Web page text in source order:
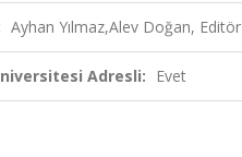
Ayhan Yılmaz,Alev Doğan, Editör
Adresli: Evet